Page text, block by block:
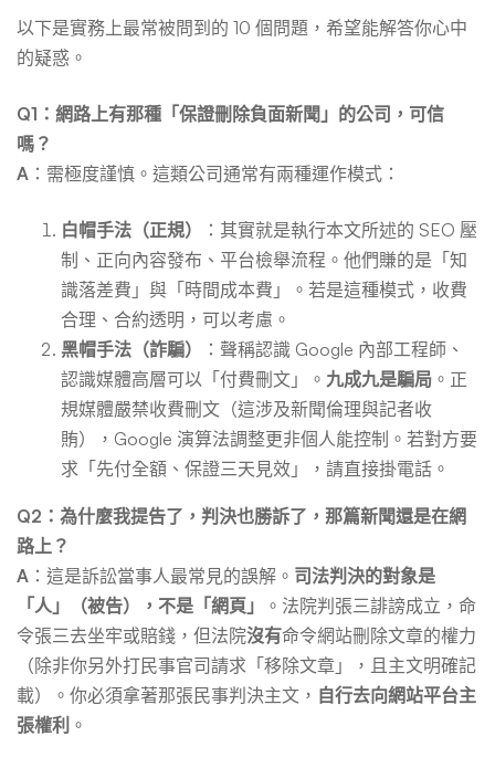
以下是實務上最常被問到的 10 個問題，希望能解答你心中
的疑惑。
Q1：網路上有那種「保證刪除負面新聞」的公司，可信
嗎？
A ：需極度謹慎。這類公司通常有兩種運作模式：
白帽手法（正規）
：其實就是執行本文所述的 SEO 壓
制、正向內容發布、平台檢舉流程。他們賺的是「知
識落差費」與「時間成本費」。若是這種模式，收費
合理、合約透明，可以考慮。
黑帽手法（詐騙）
：聲稱認識 Google 內部工程師、
認識媒體高層可以「付費刪文」。 九成九是騙局 。正
規媒體嚴禁收費刪文（這涉及新聞倫理與記者收
賄），Google 演算法調整更非個人能控制。若對方要
求「先付全額、保證三天見效」，請直接掛電話。
Q2：為什麼我提告了，判決也勝訴了，那篇新聞還是在網
路上？
A ：這是訴訟當事人最常見的誤解。 司法判決的對象是
「人」（被告），不是「網頁」
。法院判張三誹謗成立，命
令張三去坐牢或賠錢，但法院沒有命令網站刪除文章的權力
（除非你另外打民事官司請求「移除文章」，且主文明確記
載）。你必須拿著那張民事判決主文， 自行去向網站平台主
張權利 。